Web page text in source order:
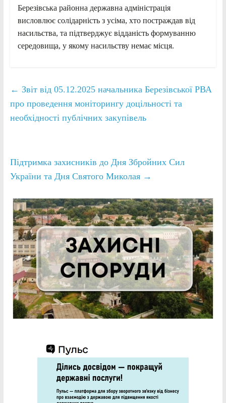
Березівська районна державна адміністрація
висловлює солідарність з усіма, хто постраждав від
насильства, та підтверджує відданість формуванню
середовища, у якому насильству немає місця.
← Звіт від 05.12.2025 начальника Березівської РВА
про проведення моніторингу доцільності та
необхідності публічних закупівель
Підтримка захисників до Дня Збройних Сил
України та Дня Святого Миколая →